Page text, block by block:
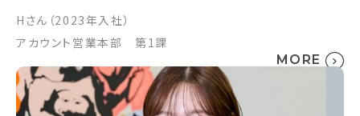
Hさん（2023年入社）
アカウント営業本部 第1課
MORE